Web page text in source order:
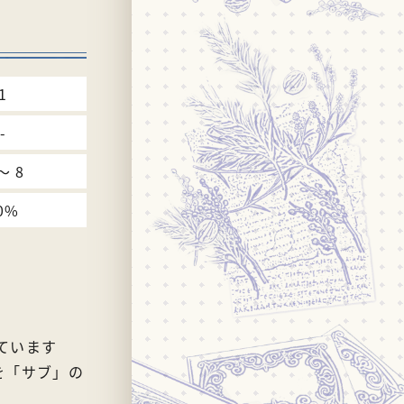
-
8
います
サブ」の